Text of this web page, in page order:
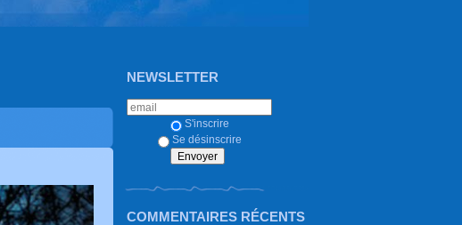
NEWSLETTER
S'inscrire
Se désinscrire
COMMENTAIRES RÉCENTS